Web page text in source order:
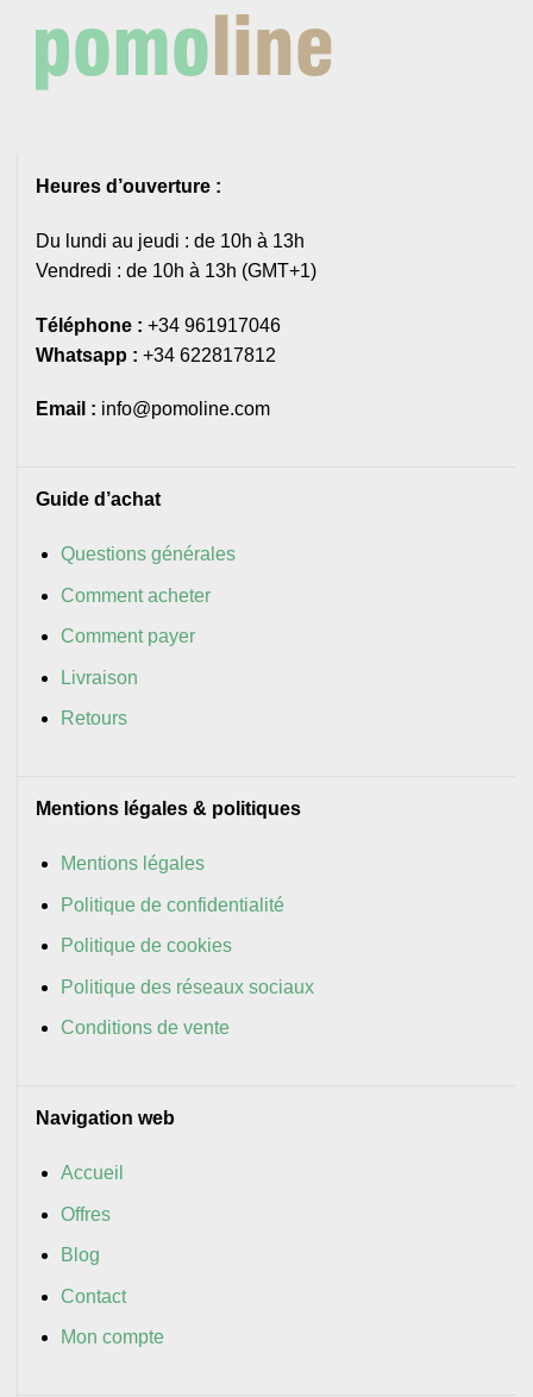
Heures d’ouverture :
Du lundi au jeudi : de 10h à 13h
Vendredi : de 10h à 13h (GMT+1)
Téléphone : +34 961917046
Whatsapp : +34 622817812
Email : info@pomoline.com
Guide d’achat
Questions générales
Comment acheter
Comment payer
Livraison
Retours
Mentions légales & politiques
Mentions légales
Politique de confidentialité
Politique de cookies
Politique des réseaux sociaux
Conditions de vente
Navigation web
Accueil
Offres
Blog
Contact
Mon compte